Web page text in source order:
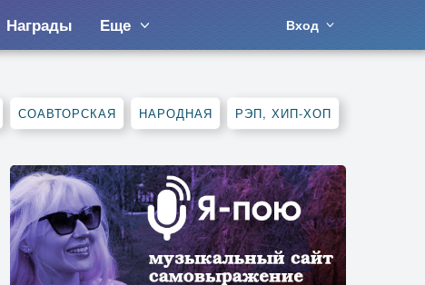
Награды Еще Вход
СОАВТОРСКАЯ НАРОДНАЯ РЭП, ХИП-ХОП